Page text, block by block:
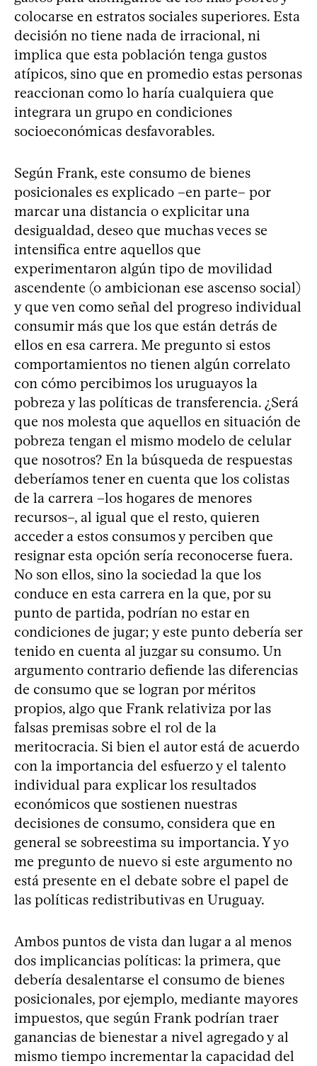
colocarse en estratos sociales superiores. Esta
decisión no tiene nada de irracional, ni
implica que esta población tenga gustos
atípicos, sino que en promedio estas personas
reaccionan como lo haría cualquiera que
integrara un grupo en condiciones
socioeconómicas desfavorables.
Según Frank, este consumo de bienes
posicionales es explicado –en parte– por
marcar una distancia o explicitar una
desigualdad, deseo que muchas veces se
intensifica entre aquellos que
experimentaron algún tipo de movilidad
ascendente (o ambicionan ese ascenso social)
y que ven como señal del progreso individual
consumir más que los que están detrás de
ellos en esa carrera. Me pregunto si estos
comportamientos no tienen algún correlato
con cómo percibimos los uruguayos la
pobreza y las políticas de transferencia. ¿Será
que nos molesta que aquellos en situación de
pobreza tengan el mismo modelo de celular
que nosotros? En la búsqueda de respuestas
deberíamos tener en cuenta que los colistas
de la carrera –los hogares de menores
recursos–, al igual que el resto, quieren
acceder a estos consumos y perciben que
resignar esta opción sería reconocerse fuera.
No son ellos, sino la sociedad la que los
conduce en esta carrera en la que, por su
punto de partida, podrían no estar en
condiciones de jugar; y este punto debería ser
tenido en cuenta al juzgar su consumo. Un
argumento contrario defiende las diferencias
de consumo que se logran por méritos
propios, algo que Frank relativiza por las
falsas premisas sobre el rol de la
meritocracia. Si bien el autor está de acuerdo
con la importancia del esfuerzo y el talento
individual para explicar los resultados
económicos que sostienen nuestras
decisiones de consumo, considera que en
general se sobreestima su importancia. Y yo
me pregunto de nuevo si este argumento no
está presente en el debate sobre el papel de
las políticas redistributivas en Uruguay.
Ambos puntos de vista dan lugar a al menos
dos implicancias políticas: la primera, que
debería desalentarse el consumo de bienes
posicionales, por ejemplo, mediante mayores
impuestos, que según Frank podrían traer
ganancias de bienestar a nivel agregado y al
mismo tiempo incrementar la capacidad del